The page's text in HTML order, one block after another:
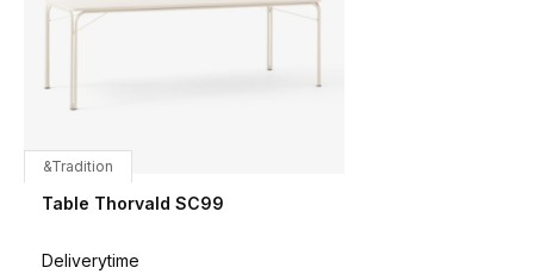
&Tradition
Table Thorvald SC99
Deliverytime